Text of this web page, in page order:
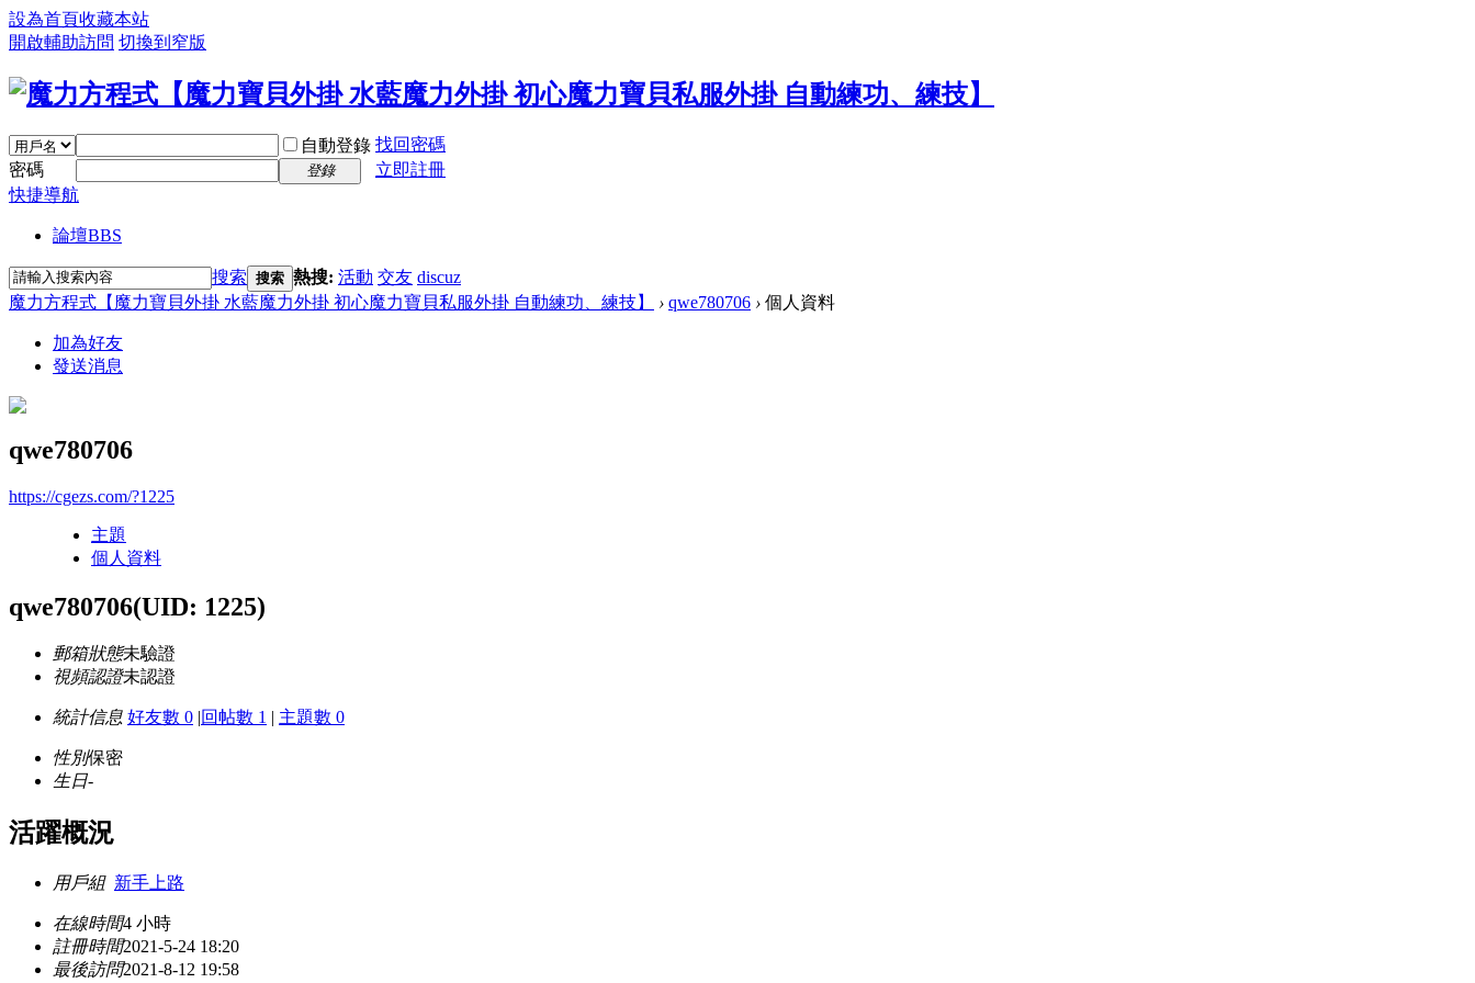
設為首頁收藏本站
開啟輔助訪問 切換到窄版
自動登錄 找回密碼
密碼
登錄
立即註冊
快捷導航
論壇BBS
搜索 搜索 熱搜: 活動 交友 discuz
魔力方程式【魔力寶貝外掛 水藍魔力外掛 初心魔力寶貝私服外掛 自動練功、練技】
› qwe780706 › 個人資料
加為好友
發送消息
qwe780706
https://cgezs.com/?1225
主題
個人資料
qwe780706(UID: 1225)
郵箱狀態未驗證
視頻認證未認證
統計信息 好友數 0 |回帖數 1 | 主題數 0
性別保密
生日-
活躍概況
用戶組 新手上路
在線時間4 小時
註冊時間2021-5-24 18:20
最後訪問2021-8-12 19:58